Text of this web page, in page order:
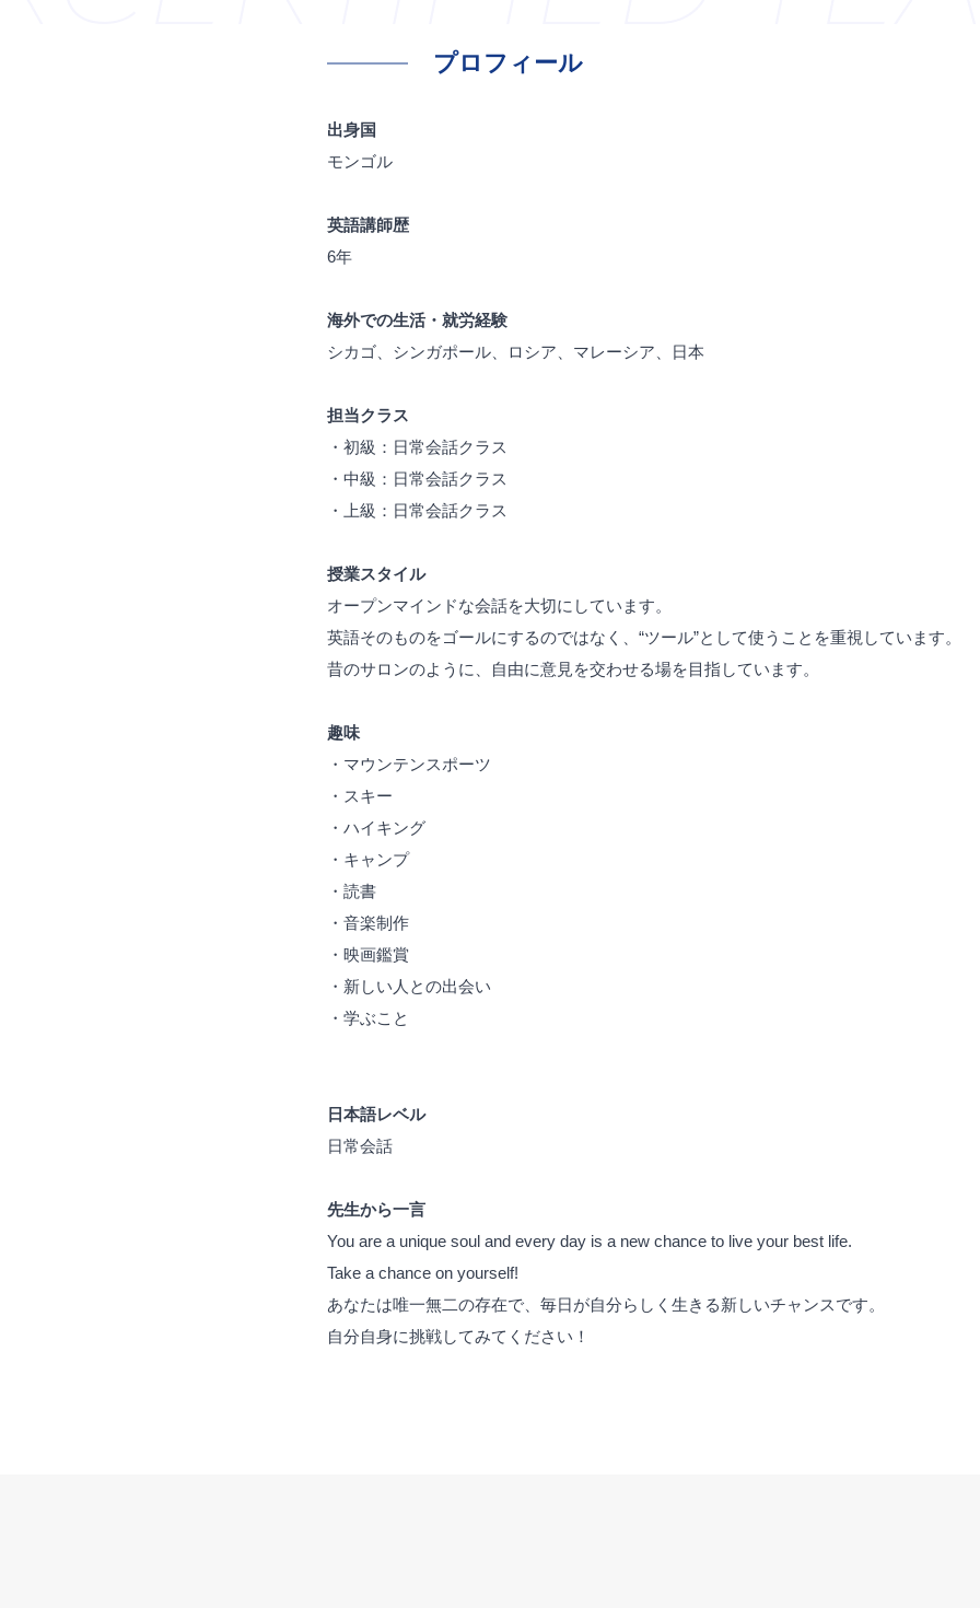
プロフィール
出身国
モンゴル
英語講師歴
6年
海外での生活・就労経験
シカゴ、シンガポール、ロシア、マレーシア、日本
担当クラス
・初級：日常会話クラス
・中級：日常会話クラス
・上級：日常会話クラス
授業スタイル
オープンマインドな会話を大切にしています。
英語そのものをゴールにするのではなく、“ツール”として使うことを重視しています。
昔のサロンのように、自由に意見を交わせる場を目指しています。
趣味
・マウンテンスポーツ
・スキー
・ハイキング
・キャンプ
・読書
・音楽制作
・映画鑑賞
・新しい人との出会い
・学ぶこと
日本語レベル
日常会話
先生から一言
You are a unique soul and every day is a new chance to live your best life.
Take a chance on yourself!
あなたは唯一無二の存在で、毎日が自分らしく生きる新しいチャンスです。
自分自身に挑戦してみてください！